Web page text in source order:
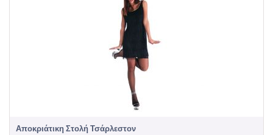
Αποκριάτικη Στολή Τσάρλεστον